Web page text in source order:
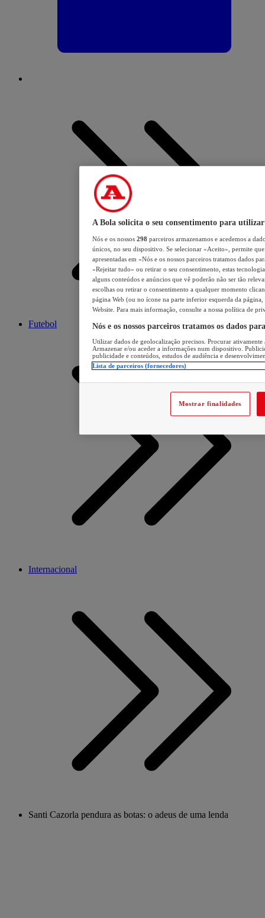
Futebol
Internacional
Santi Cazorla pendura as botas: o adeus de uma lenda
A Bola solicita o seu consentimento para utilizar
Nós e os nossos 298 parceiros armazenamos e acedemos a
únicos, no seu dispositivo. Se selecionar «Aceito», permite
apresentadas em «Nós e os nossos parceiros tratamos dados
«Rejeitar tudo» ou retirar o seu consentimento, estas
alguns conteúdos e anúncios que vê poderão não ser tão
escolhas ou retirar o consentimento a qualquer momento
página Web (ou no ícone na parte inferior esquerda da página,
Website. Para mais informação, consulte a nossa política de
Nós e os nossos parceiros tratamos os dados
Utilizar dados de geolocalização precisos. Procurar
Armazenar e/ou aceder a informações num dispositivo.
publicidade e conteúdos, estudos de audiência e
Lista de parceiros (fornecedores)
Mostrar finalidades